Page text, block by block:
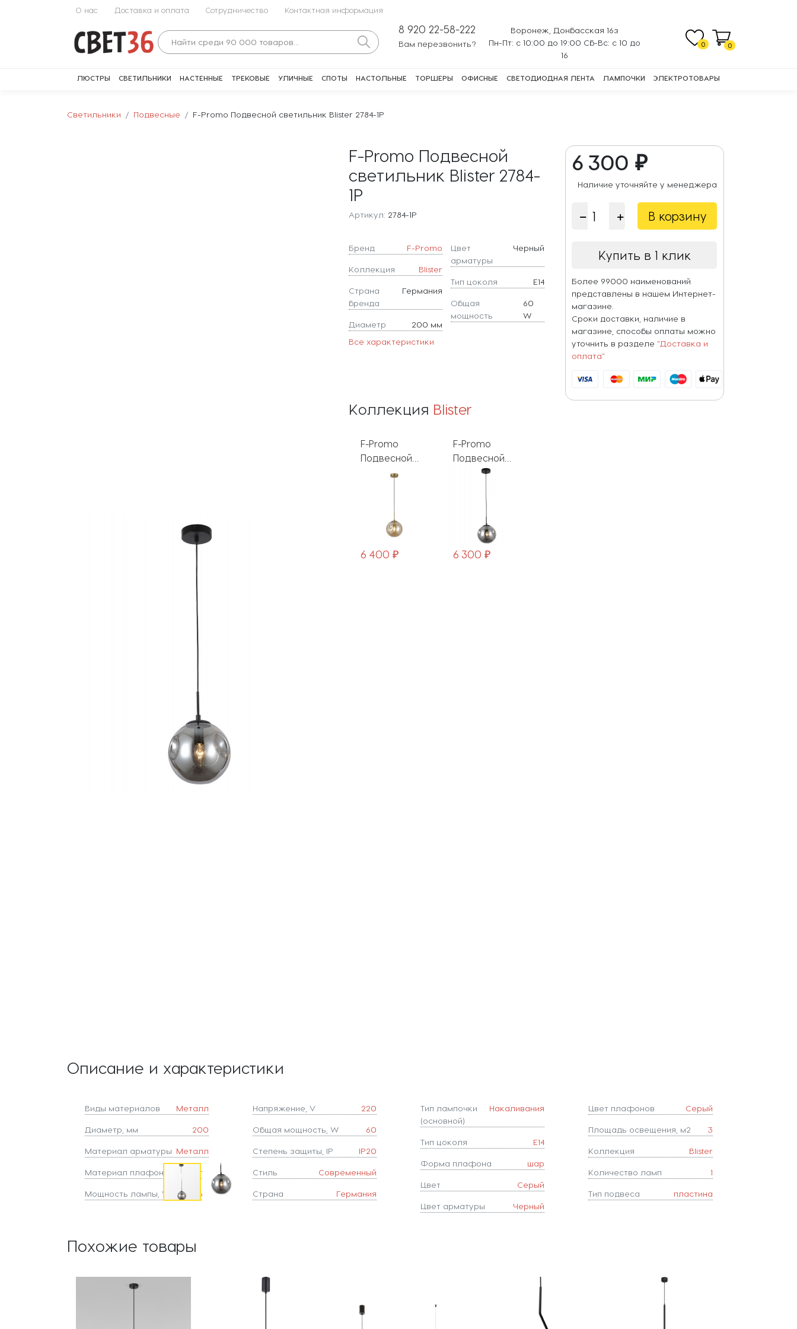
О нас Доставка и оплата Сотрудничество Контактная информация
8 920 22-58-222
Вам перезвонить?
Воронеж, Донбасская 16з
Пн-Пт: с 10:00 до 19:00 Сб-Вс: с 10 до
16
0 0
ЛЮСТРЫ СВЕТИЛЬНИКИ НАСТЕННЫЕ ТРЕКОВЫЕ УЛИЧНЫЕ СПОТЫ НАСТОЛЬНЫЕ ТОРШЕРЫ ОФИСНЫЕ СВЕТОДИОДНАЯ ЛЕНТА ЛАМПОЧКИ ЭЛЕКТРОТОВАРЫ
Светильники Подвесные F-Promo Подвесной светильник Blister 2784-1P
F-Promo Подвесной
светильник Blister 2784-
1P
Артикул: 2784-1P
Бренд F-Promo
Коллекция Blister
Страна
бренда
Германия
Диаметр 200 мм
Цвет
арматуры
Черный
Тип цоколя E14
Общая
мощность
60
W
Все характеристики
6 300 ₽
Наличие уточняйте у менеджера
В корзину
Купить в 1 клик
Более 99000 наименований
представлены в нашем Интернет-
магазине.
Сроки доставки, наличие в
магазине, способы оплаты можно
уточнить в разделе "Доставка и
оплата"
Коллекция Blister
F-Promo
Подвесной
светильник
6 400 ₽
F-Promo
Подвесной
светильник
6 300 ₽
Описание и характеристики
Виды материалов Металл
Диаметр, мм 200
Материал арматуры Металл
Материал плафонов Стекло
Мощность лампы, W 60
Напряжение, V 220
Общая мощность, W 60
Степень защиты, IP IP20
Стиль Современный
Страна Германия
Тип лампочки
(основной)
Накаливания
Тип цоколя E14
Форма плафона шар
Цвет Серый
Цвет арматуры Черный
Цвет плафонов Серый
Площадь освещения, м2 3
Коллекция Blister
Количество ламп 1
Тип подвеса пластина
Похожие товары